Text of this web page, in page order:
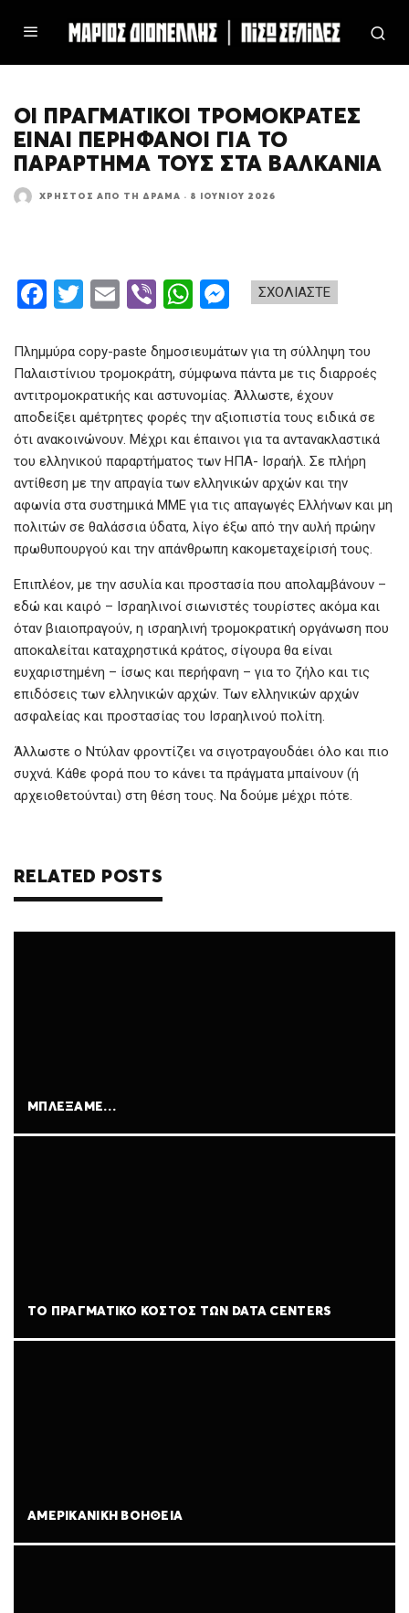
ΟΙ ΠΡΑΓΜΑΤΙΚΟΊ ΤΡΟΜΟΚΡΆΤΕΣ
ΕΊΝΑΙ ΠΕΡΉΦΑΝΟΙ ΓΙΑ ΤΟ
ΠΑΡΆΡΤΗΜΆ ΤΟΥΣ ΣΤΑ ΒΑΛΚΆΝΙΑ
ΧΡΉΣΤΟΣ ΑΠΌ ΤΗ ΔΡΆΜΑ · 8 ΙΟΥΝΊΟΥ 2026
ΣΧΟΛΙΑΣΤΕ
F
ce
b
o
o
k
T
tt
er
E
ail
Vi
er
W
at
s
A
p
p
se
n
g
er
Πλημμύρα copy-paste δημοσιευμάτων για τη σύλληψη του
Παλαιστίνιου τρομοκράτη, σύμφωνα πάντα με τις διαρροές
αντιτρομοκρατικής και αστυνομίας. Άλλωστε, έχουν
αποδείξει αμέτρητες φορές την αξιοπιστία τους ειδικά σε
ότι ανακοινώνουν. Μέχρι και έπαινοι για τα αντανακλαστικά
του ελληνικού παραρτήματος των ΗΠΑ- Ισραήλ. Σε πλήρη
αντίθεση με την απραγία των ελληνικών αρχών και την
αφωνία στα συστημικά ΜΜΕ για τις απαγωγές Ελλήνων και μη
πολιτών σε θαλάσσια ύδατα, λίγο έξω από την αυλή πρώην
πρωθυπουργού και την απάνθρωπη κακομεταχείρισή τους.
Επιπλέον, με την ασυλία και προστασία που απολαμβάνουν –
εδώ και καιρό – Ισραηλινοί σιωνιστές τουρίστες ακόμα και
όταν βιαιοπραγούν, η ισραηλινή τρομοκρατική οργάνωση που
αποκαλείται καταχρηστικά κράτος, σίγουρα θα είναι
ευχαριστημένη – ίσως και περήφανη – για το ζήλο και τις
επιδόσεις των ελληνικών αρχών. Των ελληνικών αρχών
ασφαλείας και προστασίας του Ισραηλινού πολίτη.
Άλλωστε ο Ντύλαν φροντίζει να σιγοτραγουδάει όλο και πιο
συχνά. Κάθε φορά που το κάνει τα πράγματα μπαίνουν (ή
αρχειοθετούνται) στη θέση τους. Να δούμε μέχρι πότε.
RELATED POSTS
ΜΠΛΈΞΑΜΕ…
ΤΟ ΠΡΑΓΜΑΤΙΚΌ ΚΌΣΤΟΣ ΤΩΝ DATA CENTERS
ΑΜΕΡΙΚΑΝΙΚΉ ΒΟΉΘΕΙΑ